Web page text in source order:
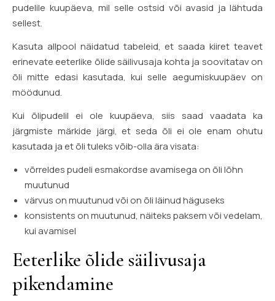
pudelile kuupäeva, mil selle ostsid või avasid ja lähtuda
sellest.
Kasuta allpool näidatud tabeleid, et saada kiiret teavet
erinevate eeterlike õlide säilivusaja kohta ja soovitatav on
õli mitte edasi kasutada, kui selle aegumiskuupäev on
möödunud.
Kui õlipudelil ei ole kuupäeva, siis saad vaadata ka
järgmiste märkide järgi, et seda õli ei ole enam ohutu
kasutada ja et õli tuleks võib-olla ära visata:
võrreldes pudeli esmakordse avamisega on õli lõhn
muutunud
värvus on muutunud või on õli läinud häguseks
konsistents on muutunud, näiteks paksem või vedelam,
kui avamisel
Eeterlike õlide säilivusaja
pikendamine